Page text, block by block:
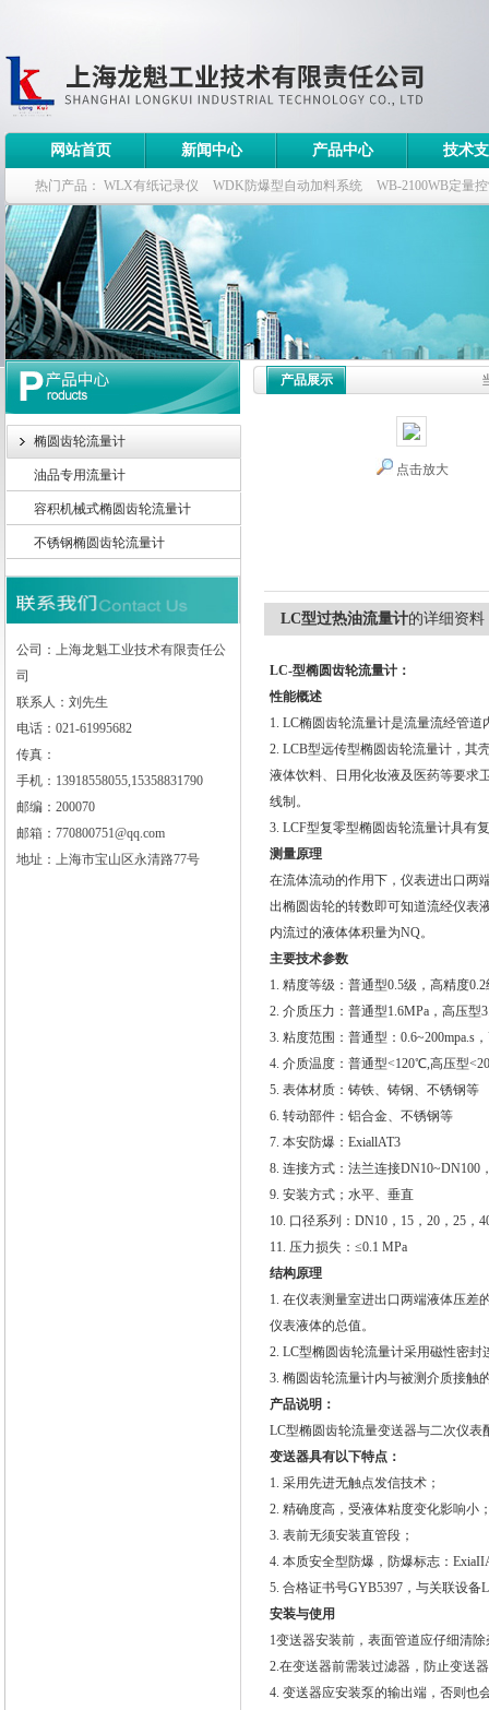
上海龙魁工业技术有限责任公司
网站首页 新闻中心 产品中心 技术
热门产品： WLX有纸记录仪 WDK防爆型自动加料系统 WB-2100WB定量
WDK流量定量控制柜 WB-2100定量装车控制仪
椭圆齿轮流量计
油品专用流量计
容积机械式椭圆齿轮流量计
不锈钢椭圆齿轮流量计
公司：上海龙魁工业技术有限责任公
司
联系人：刘先生
电话：021-61995682
传真：
手机：13918558055,15358831790
邮编：200070
邮箱：770800751@qq.com
地址：上海市宝山区永清路77号
产品展示
点击放大
LC型过热油流量计的详细资料
LC-型椭圆齿轮流量计：
性能概述
1. LC椭圆齿轮流量计是流量流经管道
2. LCB型远传型椭圆齿轮流量计，其
液体饮料、日用化妆液及医药等要求
线制。
3. LCF型复零型椭圆齿轮流量计具有
测量原理
在流体流动的作用下，仪表进出口两
出椭圆齿轮的转数即可知道流经仪表
内流过的液体体积量为NQ。
主要技术参数
1. 精度等级：普通型0.5级，高精度0.2
2. 介质压力：普通型1.6MPa，高压型
3. 粘度范围：普通型：0.6~200mpa.s
4. 介质温度：普通型<120℃,高压型
5. 表体材质：铸铁、铸钢、不锈钢等
6. 转动部件：铝合金、不锈钢等
7. 本安防爆：ExiallAT3
8. 连接方式：法兰连接DN10~DN100
9. 安装方式；水平、垂直
10. 口径系列：DN10，15，20，25，
11. 压力损失：≤0.1 MPa
结构原理
1. 在仪表测量室进出口两端液体压差
仪表液体的总值。
2. LC型椭圆齿轮流量计采用磁性密
3. 椭圆齿轮流量计内与被测介质接触
产品说明：
LC型椭圆齿轮流量变送器与二次仪
变送器具有以下特点：
1. 采用先进无触点发信技术；
2. 精确度高，受液体粘度变化影响小
3. 表前无须安装直管段；
4. 本质安全型防爆，防爆标志：
5. 合格证书号GYB5397，与关联设
安装与使用
1变送器安装前，表面管道应仔细清
2.在变送器前需装过滤器，防止变送
4. 变送器应安装泵的输出端，否则也